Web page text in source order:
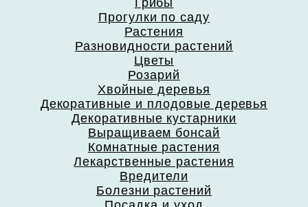
Грибы
Прогулки по саду
Растения
Разновидности растений
Цветы
Розарий
Хвойные деревья
Декоративные и плодовые деревья
Декоративные кустарники
Выращиваем бонсай
Комнатные растения
Лекарственные растения
Вредители
Болезни растений